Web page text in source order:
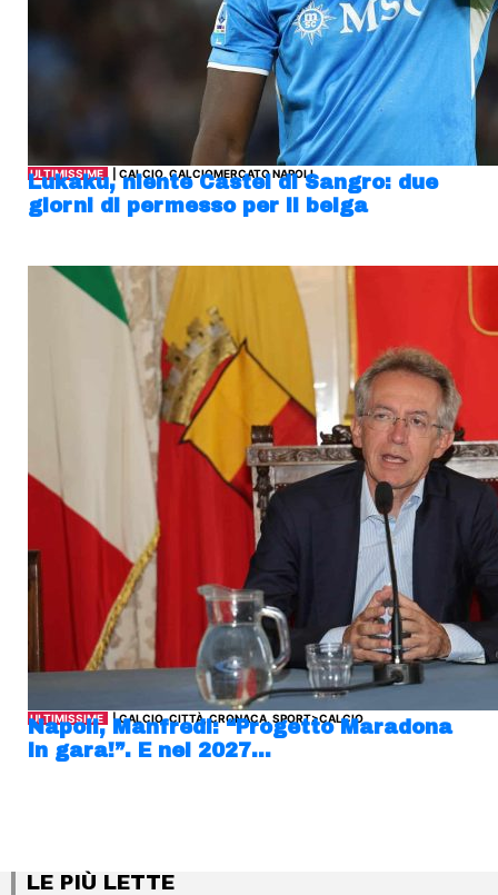
ULTIMISSIME | CALCIO, CALCIOMERCATO NAPOLI
Lukaku, niente Castel di Sangro: due
giorni di permesso per il belga
ULTIMISSIME | CALCIO, CITTÀ, CRONACA, SPORT>CALCIO
Napoli, Manfredi: “Progetto Maradona
in gara!”. E nel 2027…
LE PIÙ LETTE